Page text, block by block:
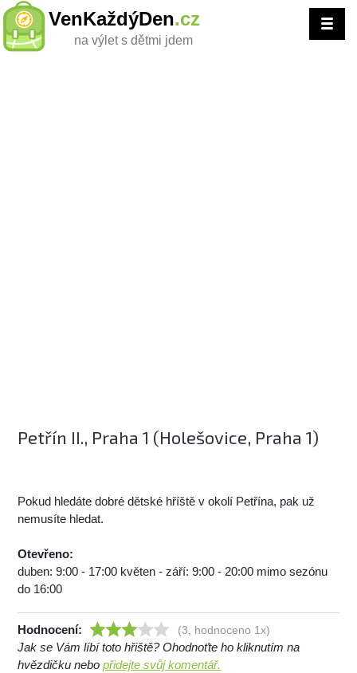
VenKaždýDen.cz
na výlet s dětmi jdem
Petřín II., Praha 1 (Holešovice, Praha 1)
Pokud hledáte dobré dětské hříště v okolí Petřína, pak už
nemusíte hledat.
Otevřeno:
duben: 9:00 - 17:00 květen - září: 9:00 - 20:00 mimo sezónu
do 16:00
Hodnocení: (3, hodnoceno 1x)
Jak se Vám líbí toto hřiště? Ohodnoťte ho kliknutím na
hvězdičku nebopřidejte svůj komentář.